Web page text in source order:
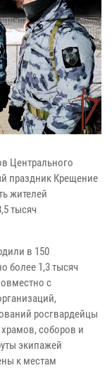
Центрального
праздник Крещение
жителей
тысяч
в 150
более 1,3 тысяч
с
росгвардейцы
соборов и
экипажей
к местам